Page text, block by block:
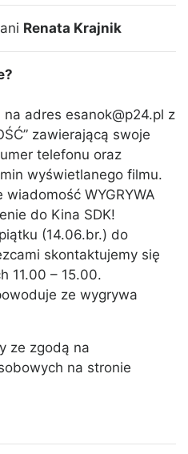
Renata Krajnik
adres esanok@p24.pl z
zawierającą swoje
telefonu oraz
wyświetlanego filmu.
WYGRYWA
do Kina SDK!
(14.06.br.) do
skontaktujemy się
11.00 – 15.00.
ze wygrywa
ze zgodą na
na stronie